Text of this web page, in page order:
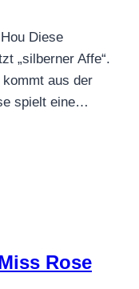
Diese
„silberner Affe“.
aus der
spielt eine…
Rose